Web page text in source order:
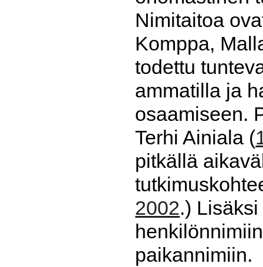
Nimitaitoa
Komppa,
todettu
ammatilla ja
osaamiseen.
Terhi Ainiala (
pitkällä
2002.)
paikannimiin.